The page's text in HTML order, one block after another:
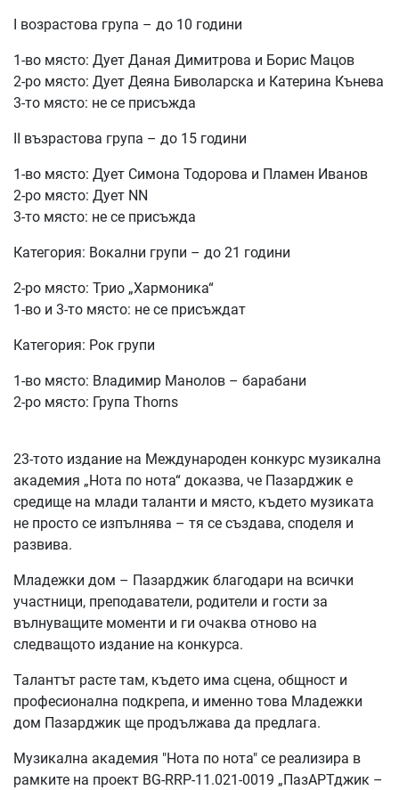
I возрастова група – до 10 години
1-во място: Дует Даная Димитрова и Борис Мацов
2-ро място: Дует Деяна Биволарска и Катерина Кънева
3-то място: не се присъжда
II възрастова група – до 15 години
1-во място: Дует Симона Тодорова и Пламен Иванов
2-ро място: Дует NN
3-то място: не се присъжда
Категория: Вокални групи – до 21 години
2-ро място: Трио „Хармоника“
1-во и 3-то място: не се присъждат
Категория: Рок групи
1-во място: Владимир Манолов – барабани
2-ро място: Група Thorns
23-тото издание на Международен конкурс музикална
академия „Нота по нота“ доказва, че Пазарджик е
средище на млади таланти и място, където музиката
не просто се изпълнява – тя се създава, споделя и
развива.
Младежки дом – Пазарджик благодари на всички
участници, преподаватели, родители и гости за
вълнуващите моменти и ги очаква отново на
следващото издание на конкурса.
Талантът расте там, където има сцена, общност и
професионална подкрепа, и именно това Младежки
дом Пазарджик ще продължава да предлага.
Музикална академия "Нота по нота" се реализира в
рамките на проект BG-RRP-11.021-0019 „ПазАРТджик –